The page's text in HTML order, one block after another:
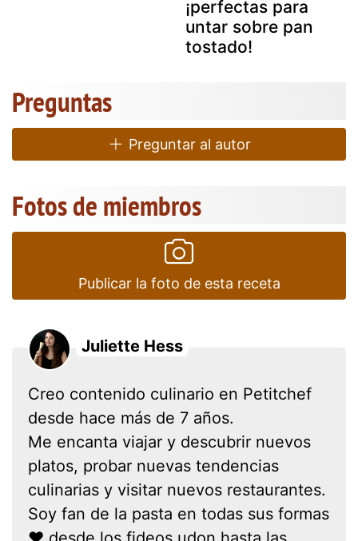
¡perfectas para
untar sobre pan
tostado!
Preguntas
Preguntar al autor
Fotos de miembros
Publicar la foto de esta receta
Juliette Hess
Creo contenido culinario en Petitchef
desde hace más de 7 años.
Me encanta viajar y descubrir nuevos
platos, probar nuevas tendencias
culinarias y visitar nuevos restaurantes.
Soy fan de la pasta en todas sus formas